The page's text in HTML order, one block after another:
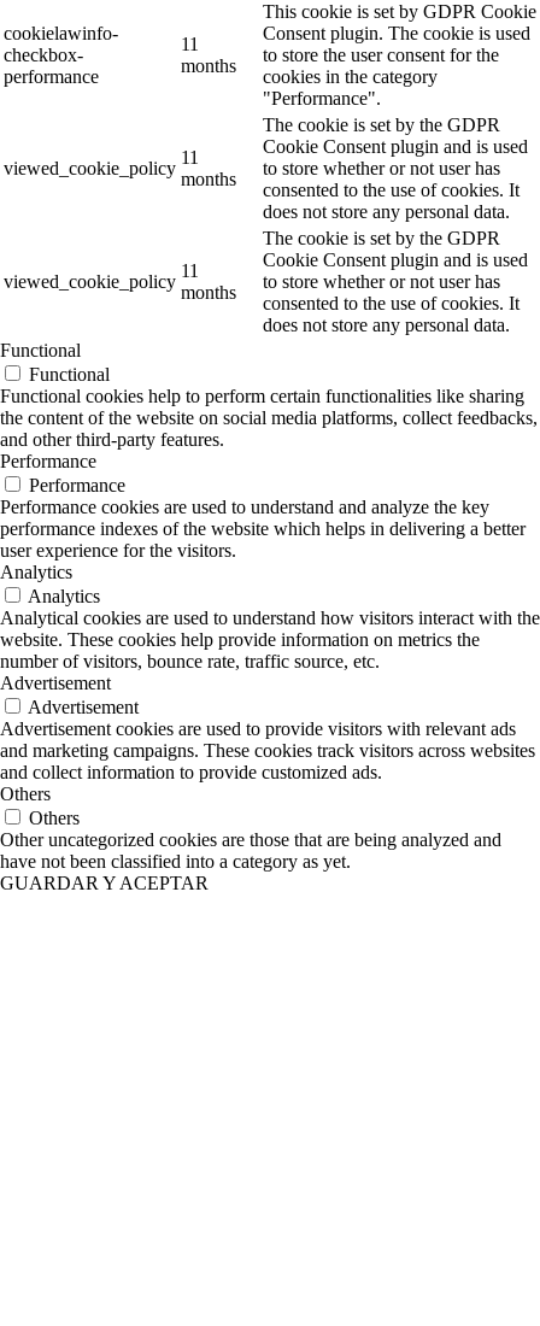
cookielawinfo-
checkbox-
performance
11
months
This cookie is set by GDPR Cookie
Consent plugin. The cookie is used
to store the user consent for the
cookies in the category
"Performance".
viewed_cookie_policy
11
months
The cookie is set by the GDPR
Cookie Consent plugin and is used
to store whether or not user has
consented to the use of cookies. It
does not store any personal data.
viewed_cookie_policy
11
months
The cookie is set by the GDPR
Cookie Consent plugin and is used
to store whether or not user has
consented to the use of cookies. It
does not store any personal data.
Functional
Functional
Functional cookies help to perform certain functionalities like sharing
the content of the website on social media platforms, collect feedbacks,
and other third-party features.
Performance
Performance
Performance cookies are used to understand and analyze the key
performance indexes of the website which helps in delivering a better
user experience for the visitors.
Analytics
Analytics
Analytical cookies are used to understand how visitors interact with the
website. These cookies help provide information on metrics the
number of visitors, bounce rate, traffic source, etc.
Advertisement
Advertisement
Advertisement cookies are used to provide visitors with relevant ads
and marketing campaigns. These cookies track visitors across websites
and collect information to provide customized ads.
Others
Others
Other uncategorized cookies are those that are being analyzed and
have not been classified into a category as yet.
GUARDAR Y ACEPTAR